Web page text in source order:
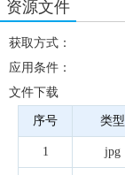
资源文件
获取方式：
应用条件：
文件下载
序号 类型
1 jpg